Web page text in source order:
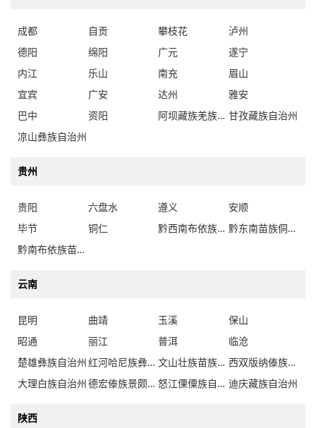
成都 自贡 攀枝花
泸州
德阳
绵阳 广元
遂宁
内江
乐山 南充
眉山
宜宾
广安 达州
雅安
巴中
资阳 阿坝藏族羌族自治州 甘孜藏族自治州
凉山彝族自治州
贵州
贵阳 六盘水 遵义
安顺
毕节
铜仁 黔西南布依族苗族自治州
黔东南苗族侗族自治州
黔南布依族苗族自治州
云南
昆明 曲靖 玉溪
保山
昭通
丽江 普洱
临沧
楚雄彝族自治州
红河哈尼族彝族自治州 文山壮族苗族自治州
西双版纳傣族自治州
大理白族自治州
德宏傣族景颇族自治州 怒江傈僳族自治州 迪庆藏族自治州
陕西